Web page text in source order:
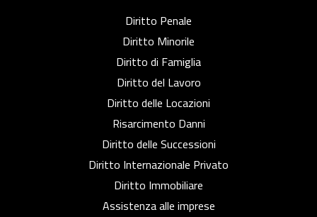
Diritto Penale
Diritto Minorile
Diritto di Famiglia
Diritto del Lavoro
Diritto delle Locazioni
Risarcimento Danni
Diritto delle Successioni
Diritto Internazionale Privato
Diritto Immobiliare
Assistenza alle imprese